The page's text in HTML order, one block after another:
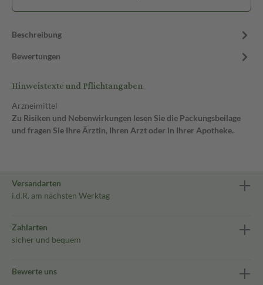
Beschreibung
Bewertungen
Hinweistexte und Pflichtangaben
Arzneimittel
Zu Risiken und Nebenwirkungen lesen Sie die Packungsbeilage
und fragen Sie Ihre Ärztin, Ihren Arzt oder in Ihrer Apotheke.
Versandarten
i.d.R. am nächsten Werktag
Zahlarten
sicher und bequem
Bewerte uns